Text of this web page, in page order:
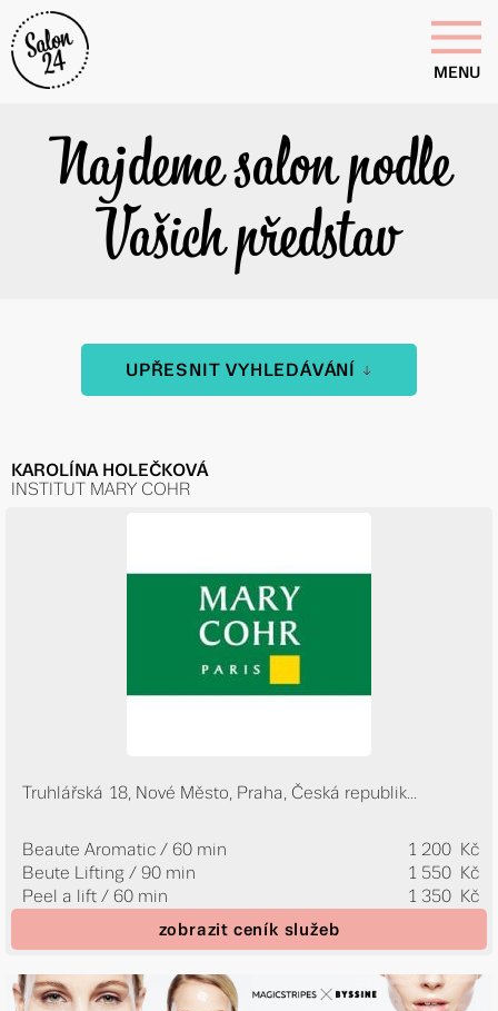
MENU
Najdeme salon podle
Vašich představ
UPŘESNIT VYHLEDÁVÁNÍ
KAROLÍNA HOLEČKOVÁ
INSTITUT MARY COHR
Truhlářská 18, Nové Město, Praha, Česká republik...
Beaute Aromatic / 60 min
1 200 Kč
Beute Lifting / 90 min
1 550 Kč
Peel a lift / 60 min
1 350 Kč
zobrazit ceník služeb